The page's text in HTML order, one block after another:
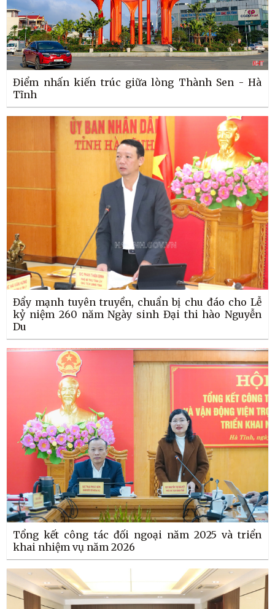
Điểm nhấn kiến trúc giữa lòng Thành Sen - Hà
Tĩnh
Đẩy mạnh tuyên truyền, chuẩn bị chu đáo cho Lễ
kỷ niệm 260 năm Ngày sinh Đại thi hào Nguyễn
Du
Tổng kết công tác đối ngoại năm 2025 và triển
khai nhiệm vụ năm 2026